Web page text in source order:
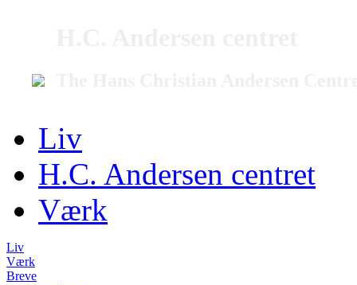
Liv
H.C. Andersen centret
Værk
Liv
Værk
Breve